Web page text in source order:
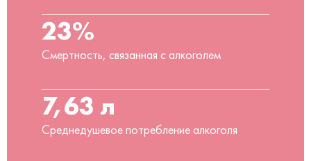
23%
Смертность, связанная с алкоголем
7,63 л
Среднедушевое потребление алкоголя